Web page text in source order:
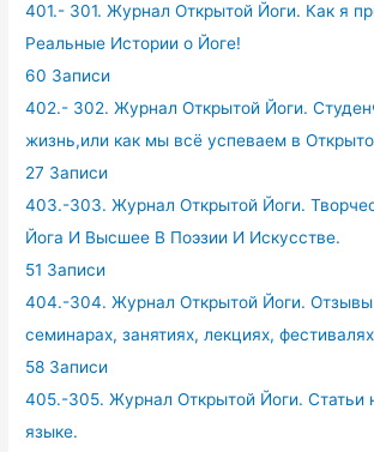
401.- 301. Журнал Открытой Йоги. Как я
Реальные Истории о Йоге!
60 Записи
402.- 302. Журнал Открытой Йоги.
жизнь,или как мы всё успеваем в
27 Записи
403.-303. Журнал Открытой Йоги.
Йога И Высшее В Поэзии И Искусстве.
51 Записи
404.-304. Журнал Открытой Йоги. Отзывы
семинарах, занятиях, лекциях,
58 Записи
405.-305. Журнал Открытой Йоги. Статьи
языке.